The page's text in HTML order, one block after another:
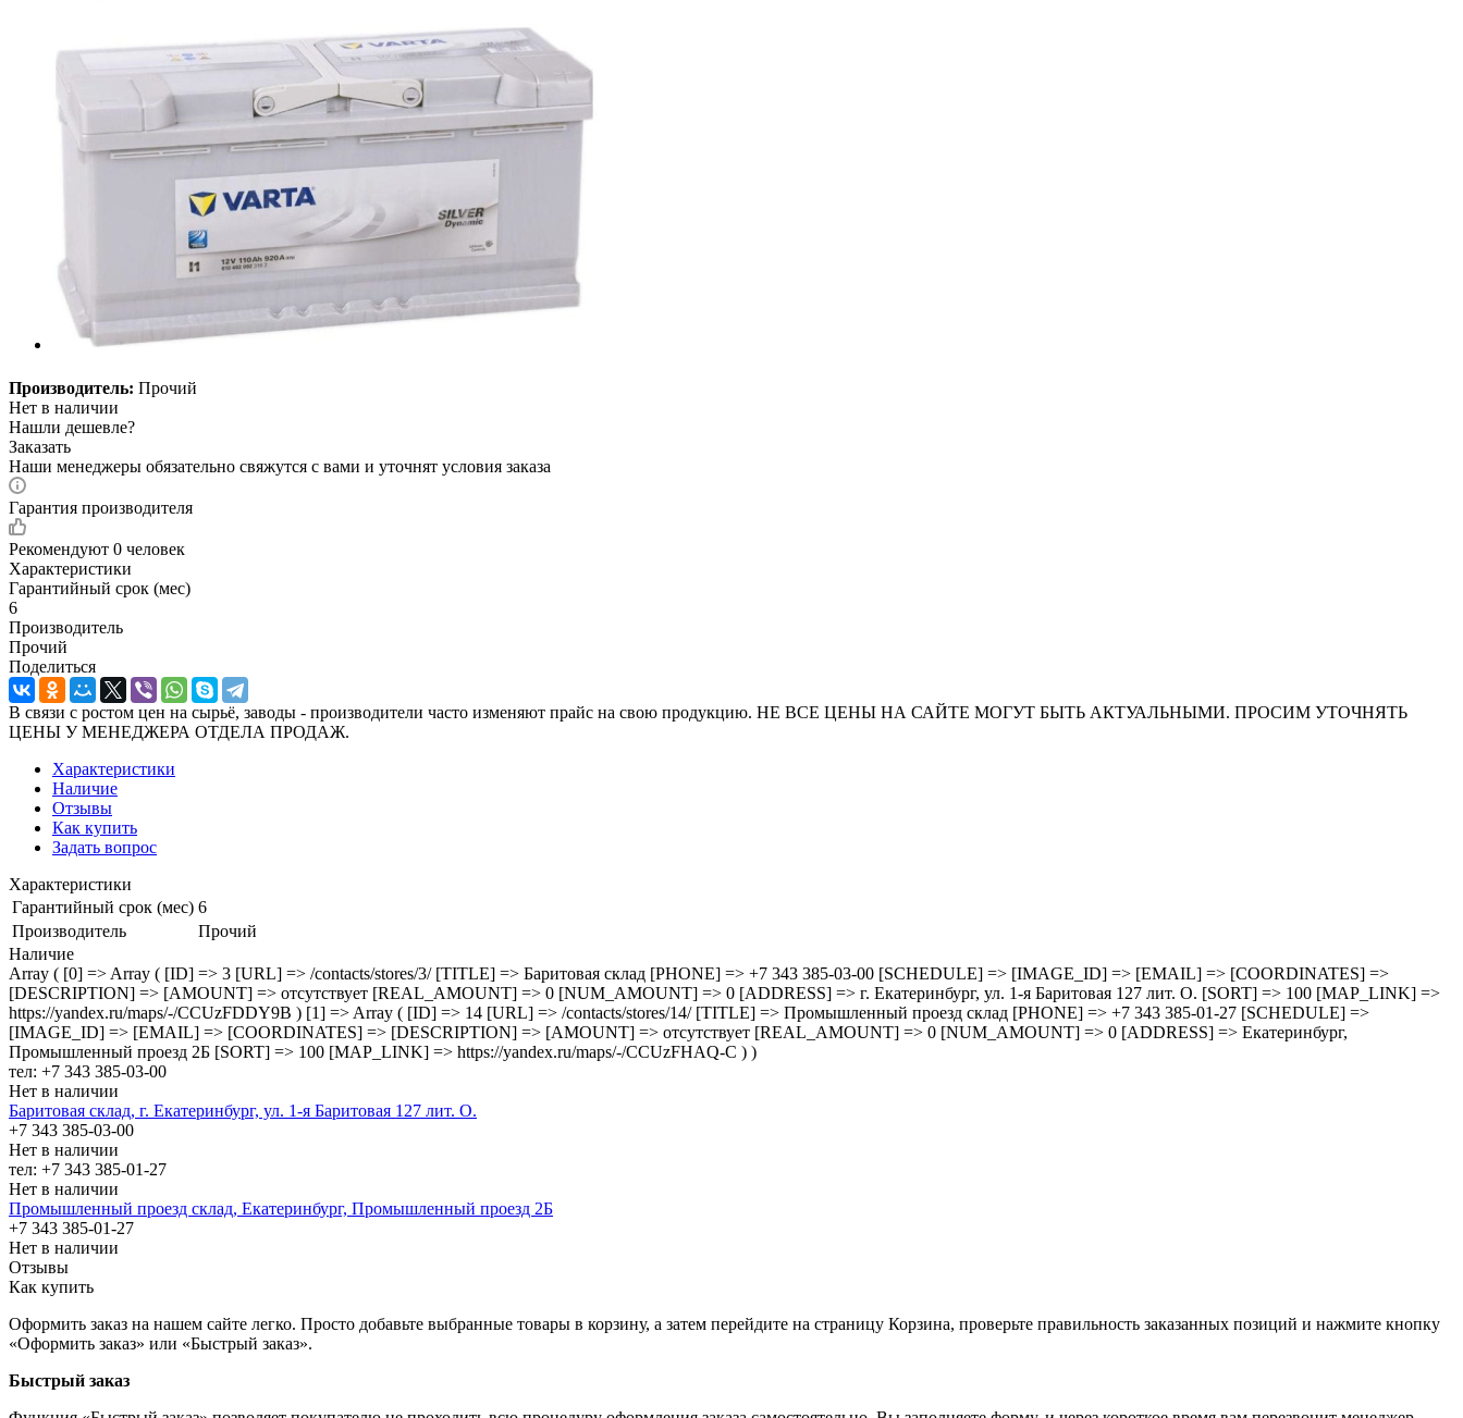
Производитель: Прочий
Нет в наличии
Нашли дешевле?
Заказать
Наши менеджеры обязательно свяжутся с вами и уточнят условия заказа
Гарантия производителя
Рекомендуют 0 человек
Характеристики
Гарантийный срок (мес)
6
Производитель
Прочий
Поделиться
В связи с ростом цен на сырьё, заводы - производители часто изменяют прайс на свою продукцию. НЕ ВСЕ ЦЕНЫ НА САЙТЕ МОГУТ БЫТЬ АКТУАЛЬНЫМИ. ПРОСИМ УТОЧНЯТЬ
ЦЕНЫ У МЕНЕДЖЕРА ОТДЕЛА ПРОДАЖ.
Характеристики
Наличие
Отзывы
Как купить
Задать вопрос
Характеристики
Гарантийный срок (мес) 6
Производитель
Прочий
Наличие
Array ( [0] => Array ( [ID] => 3 [URL] => /contacts/stores/3/ [TITLE] => Баритовая склад [PHONE] => +7 343 385-03-00 [SCHEDULE] => [IMAGE_ID] => [EMAIL] => [COORDINATES] =>
[DESCRIPTION] => [AMOUNT] => отсутствует [REAL_AMOUNT] => 0 [NUM_AMOUNT] => 0 [ADDRESS] => г. Екатеринбург, ул. 1-я Баритовая 127 лит. О. [SORT] => 100 [MAP_LINK] =>
https://yandex.ru/maps/-/CCUzFDDY9B ) [1] => Array ( [ID] => 14 [URL] => /contacts/stores/14/ [TITLE] => Промышленный проезд cклад [PHONE] => +7 343 385-01-27 [SCHEDULE] =>
[IMAGE_ID] => [EMAIL] => [COORDINATES] => [DESCRIPTION] => [AMOUNT] => отсутствует [REAL_AMOUNT] => 0 [NUM_AMOUNT] => 0 [ADDRESS] => Екатеринбург,
Промышленный проезд 2Б [SORT] => 100 [MAP_LINK] => https://yandex.ru/maps/-/CCUzFHAQ-C ) )
тел: +7 343 385-03-00
Нет в наличии
Баритовая склад, г. Екатеринбург, ул. 1-я Баритовая 127 лит. О.
+7 343 385-03-00
Нет в наличии
тел: +7 343 385-01-27
Нет в наличии
Промышленный проезд cклад, Екатеринбург, Промышленный проезд 2Б
+7 343 385-01-27
Нет в наличии
Отзывы
Как купить
Оформить заказ на нашем сайте легко. Просто добавьте выбранные товары в корзину, а затем перейдите на страницу Корзина, проверьте правильность заказанных позиций и нажмите кнопку
«Оформить заказ» или «Быстрый заказ».
Быстрый заказ